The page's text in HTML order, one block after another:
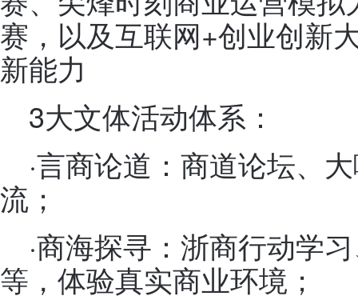
赛，以及互联网+创业创新
新能力
3大文体活动体系：
·言商论道：商道论坛、
流；
·商海探寻：浙商行动学
等，体验真实商业环境；